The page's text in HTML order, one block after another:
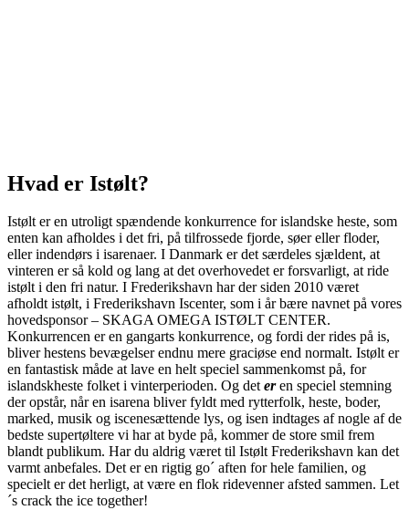
Hvad er Istølt?
Istølt er en utroligt spændende konkurrence for islandske heste, som
enten kan afholdes i det fri, på tilfrossede fjorde, søer eller floder,
eller indendørs i isarenaer. I Danmark er det særdeles sjældent, at
vinteren er så kold og lang at det overhovedet er forsvarligt, at ride
istølt i den fri natur. I Frederikshavn har der siden 2010 været
afholdt istølt, i Frederikshavn Iscenter, som i år bære navnet på vores
hovedsponsor – SKAGA OMEGA ISTØLT CENTER.
Konkurrencen er en gangarts konkurrence, og fordi der rides på is,
bliver hestens bevægelser endnu mere graciøse end normalt. Istølt er
en fantastisk måde at lave en helt speciel sammenkomst på, for
islandskheste folket i vinterperioden. Og deteren speciel stemning
der opstår, når en isarena bliver fyldt med rytterfolk, heste, boder,
marked, musik og iscenesættende lys, og isen indtages af nogle af de
bedste supertøltere vi har at byde på, kommer de store smil frem
blandt publikum. Har du aldrig været til Istølt Frederikshavn kan det
varmt anbefales. Det er en rigtig go´ aften for hele familien, og
specielt er det herligt, at være en flok ridevenner afsted sammen. Let
´s crack the ice together!